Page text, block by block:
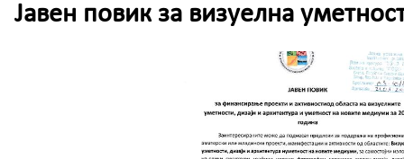
Јавен повик за визуелна